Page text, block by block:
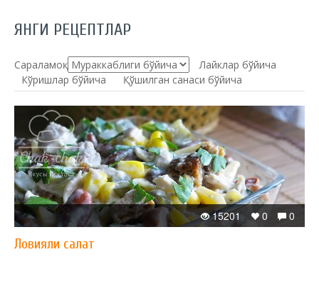
ЯНГИ РЕЦЕПТЛАР
Сараламоқ:
Лайклар бўйича
Кўришлар бўйича
Қўшилган санаси бўйича
0
0
15201
Ловияли салат